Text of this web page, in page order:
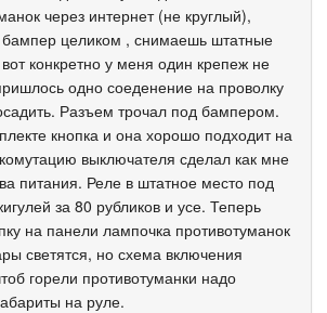
через интернет (не круглый),
целиком , снимаешь штатные
конкретно у меня один крепеж не
одно соеденение на проволку
Разъем трочал под бампером.
кнопка и она хорошо подходит на
выключателя сделал как мне
питания. Реле в штатное место под
за 80 рубликов и усе. Теперь
на панели лампочка противотуманок
светятся, но схема включения
горели противотуманки надо
на руле.